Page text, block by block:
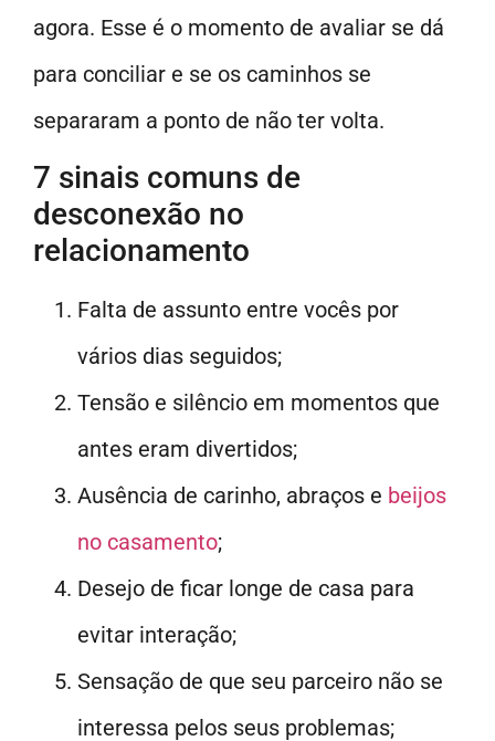
agora. Esse é o momento de avaliar se dá
para conciliar e se os caminhos se
separaram a ponto de não ter volta.
7 sinais comuns de
desconexão no
relacionamento
Falta de assunto entre vocês por
vários dias seguidos;
Tensão e silêncio em momentos que
antes eram divertidos;
Ausência de carinho, abraços e beijos
no casamento;
Desejo de ficar longe de casa para
evitar interação;
Sensação de que seu parceiro não se
interessa pelos seus problemas;